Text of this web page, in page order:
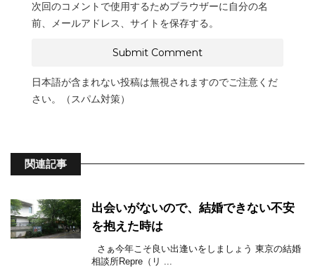
次回のコメントで使用するためブラウザーに自分の名
前、メールアドレス、サイトを保存する。
日本語が含まれない投稿は無視されますのでご注意くだ
さい。（スパム対策）
関連記事
出会いがないので、結婚できない不安
を抱えた時は
さぁ今年こそ良い出逢いをしましょう 東京の結婚
相談所Repre（リ ...